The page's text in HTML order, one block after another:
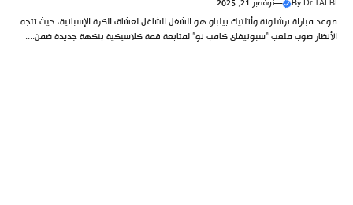
By Dr TALBI
—نوفمبر 21, 2025
موعد مباراة برشلونة وأتلتيك بيلباو هو الشغل الشاغل لعشاق الكرة الإسبانية، حيث تتجه
الأنظار صوب ملعب “سبوتيفاي كامب نو” لمتابعة قمة كلاسيكية بنكهة جديدة ضمن....